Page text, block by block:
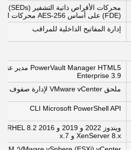
(FDE) على أساس AES-256 محركات الأقراص المعتمدة وفقًا لـ FIPS 140-2، المستوى 2
إدارة المفاتيح الداخلية للمراقب
Enterprise 3.9
ملحق VMware vCenter لإدارة صفوف ME5 من خلال vCenter.
CLI Microsoft PowerShell API
XenServer 8.x و 7.x